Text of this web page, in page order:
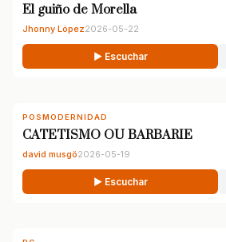
El guiño de Morella
Jhonny López2026-05-22
▶ Escuchar
POSMODERNIDAD
CATETISMO OU BARBARIE
david musgö2026-05-19
▶ Escuchar